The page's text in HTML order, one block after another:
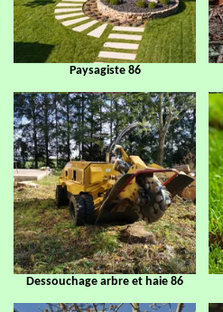
Paysagiste 86
Dessouchage arbre et haie 86